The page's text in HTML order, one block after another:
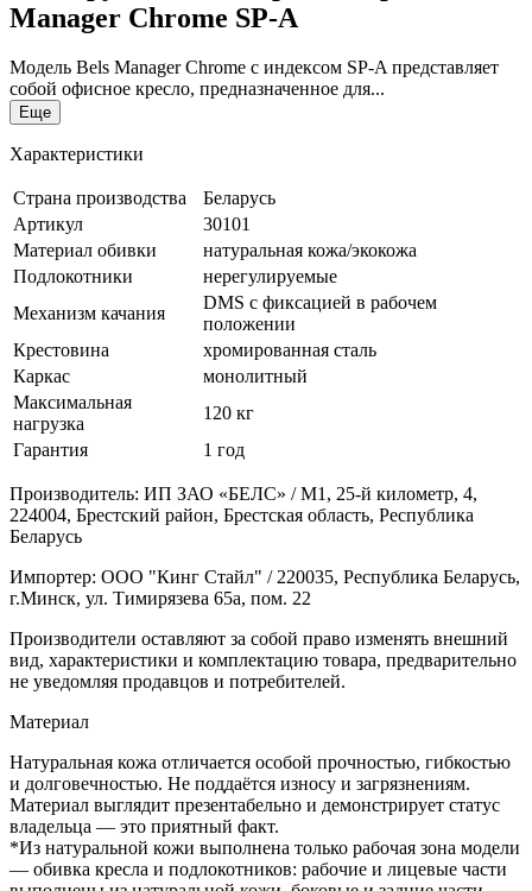
Manager Chrome SP-A
Модель Bels Manager Chrome с индексом SP-A представляет
собой офисное кресло, предназначенное для...
Еще
Характеристики
Страна производства
Беларусь
Артикул
30101
Материал обивки
натуральная кожа/экокожа
Подлокотники
нерегулируемые
Механизм качания
DMS с фиксацией в рабочем
положении
Крестовина
хромированная сталь
Каркас
монолитный
Максимальная
нагрузка
120 кг
Гарантия
1 год
Производитель: ИП ЗАО «БЕЛС» / М1, 25-й километр, 4,
224004, Брестский район, Брестская область, Республика
Беларусь
Импортер: ООО "Кинг Стайл" / 220035, Республика Беларусь,
г.Минск, ул. Тимирязева 65а, пом. 22
Производители оставляют за собой право изменять внешний
вид, характеристики и комплектацию товара, предварительно
не уведомляя продавцов и потребителей.
Материал
Натуральная кожа отличается особой прочностью, гибкостью
и долговечностью. Не поддаётся износу и загрязнениям.
Материал выглядит презентабельно и демонстрирует статус
владельца — это приятный факт.
*Из натуральной кожи выполнена только рабочая зона модели
— обивка кресла и подлокотников: рабочие и лицевые части